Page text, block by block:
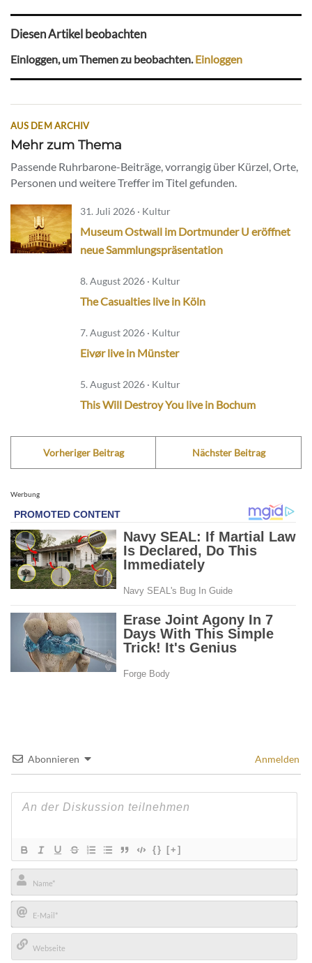
Diesen Artikel beobachten
Einloggen, um Themen zu beobachten.Einloggen
AUS DEM ARCHIV
Mehr zum Thema
Passende Ruhrbarone-Beiträge, vorrangig über Kürzel, Orte,
Personen und weitere Treffer im Titel gefunden.
31. Juli 2026 · Kultur
Museum Ostwall im Dortmunder U eröffnet
neue Sammlungspräsentation
8. August 2026 · Kultur
The Casualties live in Köln
7. August 2026 · Kultur
Eivør live in Münster
5. August 2026 · Kultur
This Will Destroy You live in Bochum
Vorheriger Beitrag Nächster Beitrag
Werbung
Abonnieren Anmelden
{} [+]
Name*
E-
Mail*